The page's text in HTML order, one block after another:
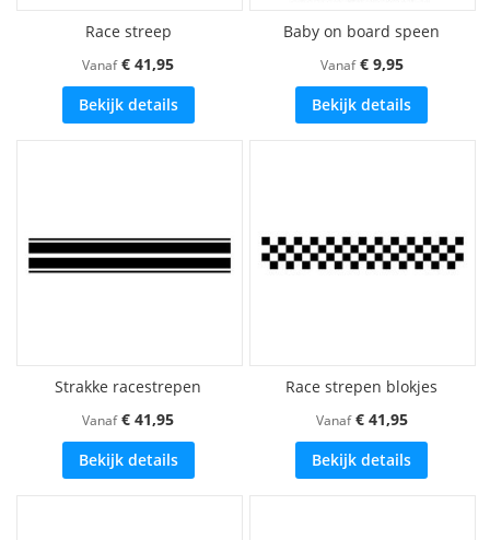
Race streep
Vanaf € 41,95
Bekijk details
Baby on board speen
Vanaf € 9,95
Bekijk details
Strakke racestrepen
Vanaf € 41,95
Bekijk details
Race strepen blokjes
Vanaf € 41,95
Bekijk details